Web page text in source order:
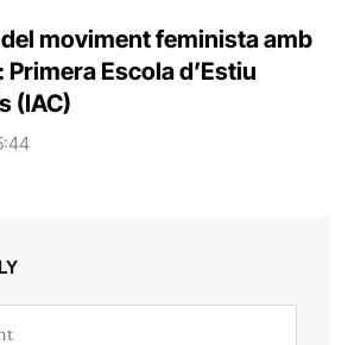
moviment feminista amb
Escola d’Estiu
(IAC)